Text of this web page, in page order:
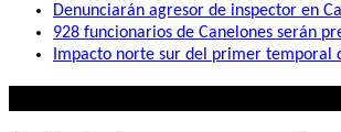
Denunciarán agresor de inspector en
928 funcionarios de Canelones serán
Impacto norte sur del primer temporal